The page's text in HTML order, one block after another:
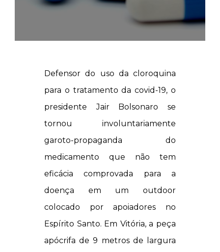
Defensor do uso da cloroquina
para o tratamento da covid-19, o
presidente Jair Bolsonaro se
tornou involuntariamente
garoto-propaganda do
medicamento que não tem
eficácia comprovada para a
doença em um outdoor
colocado por apoiadores no
Espírito Santo. Em Vitória, a peça
apócrifa de 9 metros de largura